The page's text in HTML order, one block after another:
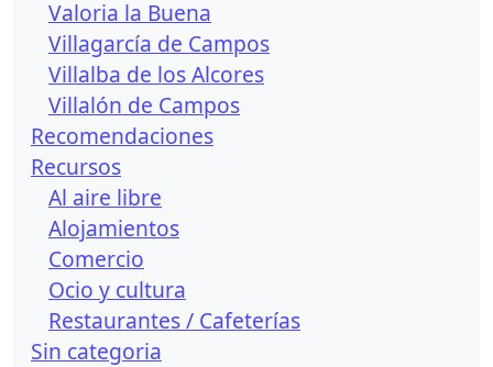
Valoria la Buena
Villagarcía de Campos
Villalba de los Alcores
Villalón de Campos
Recomendaciones
Recursos
Al aire libre
Alojamientos
Comercio
Ocio y cultura
Restaurantes / Cafeterías
Sin categori­a